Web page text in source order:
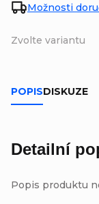
Zvolte variantu
Možnosti
POPISDISKUZE
Detailní
Popis produktu